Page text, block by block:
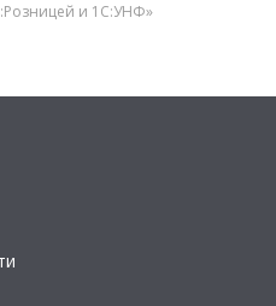
и 1С:УНФ»